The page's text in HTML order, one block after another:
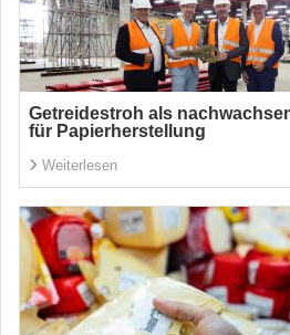
Getreidestroh als
für Papierherstellung
Weiterlesen